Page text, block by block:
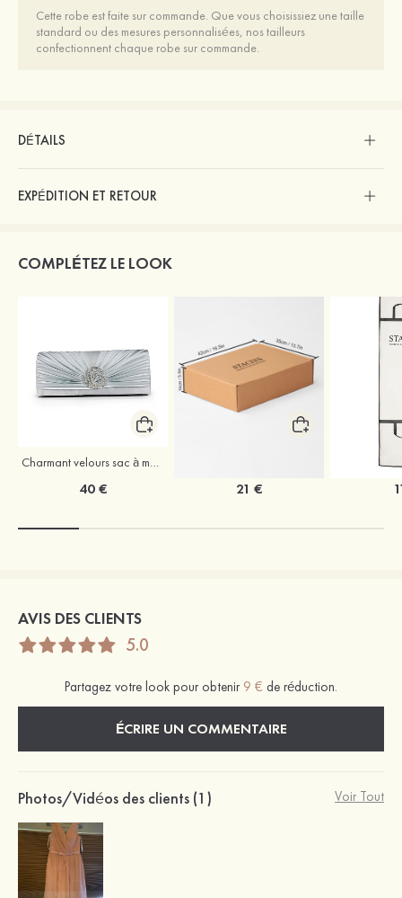
Cette robe est faite sur commande. Que vous choisissiez une taille
standard ou des mesures personnalisées, nos tailleurs
confectionnent chaque robe sur commande.
DÉTAILS
EXPÉDITION ET RETOUR
COMPLÉTEZ LE LOOK
Charmant velours sac à main
40 € 21 €
AVIS DES CLIENTS
5.0
Partagez votre look pour obtenir 9 € de réduction.
ÉCRIRE UN COMMENTAIRE
Photos/Vidéos des clients (1) Voir Tout